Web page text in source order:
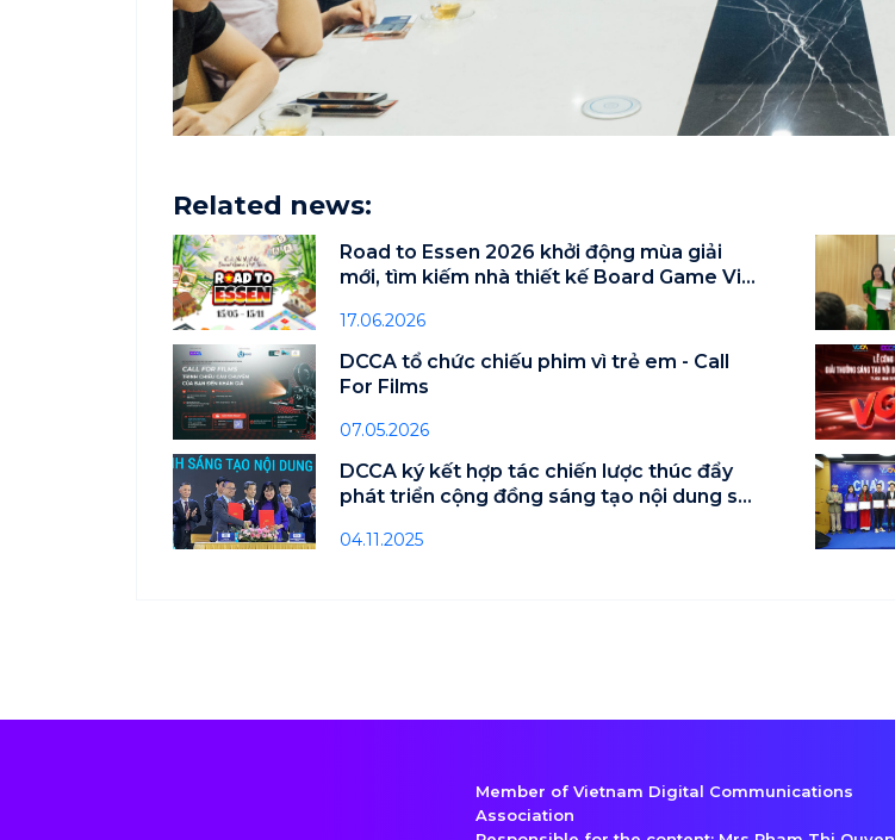
Related news:
Road to Essen 2026 khởi động mùa giải
mới, tìm kiếm nhà thiết kế Board Game Việt
17.06.2026
DCCA tổ chức chiếu phim vì trẻ em - Call
For Films
07.05.2026
DCCA ký kết hợp tác chiến lược thúc đẩy
phát triển cộng đồng sáng tạo nội dung số
04.11.2025
Member of Vietnam Digital Communications
Association